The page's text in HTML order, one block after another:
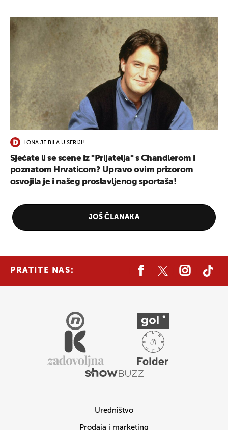
I ONA JE BILA U SERIJI!
Sjećate li se scene iz "Prijatelja" s Chandlerom i
poznatom Hrvaticom? Upravo ovim prizorom
osvojila je i našeg proslavljenog sportaša!
JOŠ ČLANAKA
PRATITE NAS:
Uredništvo
Prodaja i marketing